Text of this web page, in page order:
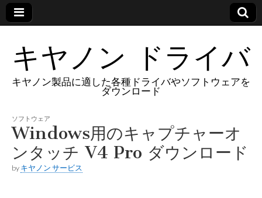
キヤノン ドライバ
キヤノン製品に適した各種ドライバやソフトウェアを
ダウンロード
ソフトウェア
Windows用のキャプチャーオ
ンタッチ V4 Pro ダウンロード
by キヤノン サービス